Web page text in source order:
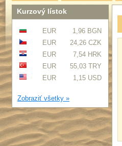
Kurzový lístok
EUR
1,96 BGN
EUR
24,26 CZK
EUR
7,54 HRK
EUR
55,03 TRY
EUR
1,15 USD
Zobraziť všetky »